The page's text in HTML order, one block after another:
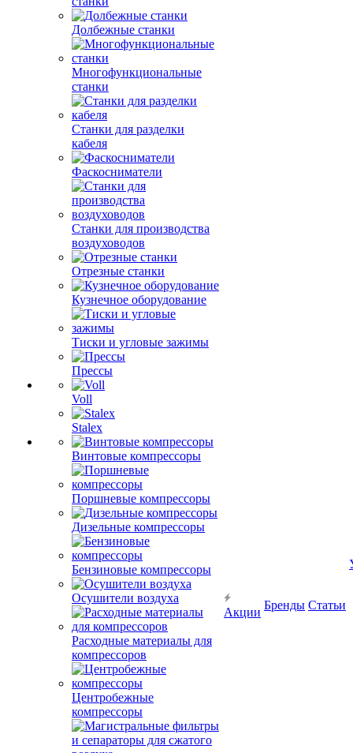
Долбежные станки
Многофункциональные
станки
Станки для разделки
кабеля
Фаскосниматели
Станки для производства
воздуховодов
Отрезные станки
Кузнечное оборудование
Тиски и угловые зажимы
Прессы
Voll
Stalex
Винтовые компрессоры
Поршневые компрессоры
Дизельные компрессоры
Бензиновые компрессоры
Осушители воздуха
Расходные материалы для
компрессоров
Центробежные
компрессоры
Акции
Бренды Статьи